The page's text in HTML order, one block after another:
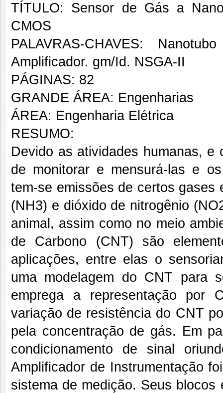
TÍTULO: Sensor de Gás a
CMOS
PALAVRAS-CHAVES:
Amplificador. gm/Id. NSGA-II
PÁGINAS: 82
GRANDE ÁREA: Engenharias
ÁREA: Engenharia Elétrica
RESUMO:
Devido as atividades humanas,
de monitorar e mensurá-las e
tem-se emissões de certos
(NH3) e dióxido de nitrogênio
animal, assim como no meio
de Carbono (CNT) são
aplicações, entre elas o
uma modelagem do CNT para
emprega a representação por
variação de resistência do CNT
pela concentração de gás. Em
condicionamento de sinal
Amplificador de Instrumentação
sistema de medição. Seus